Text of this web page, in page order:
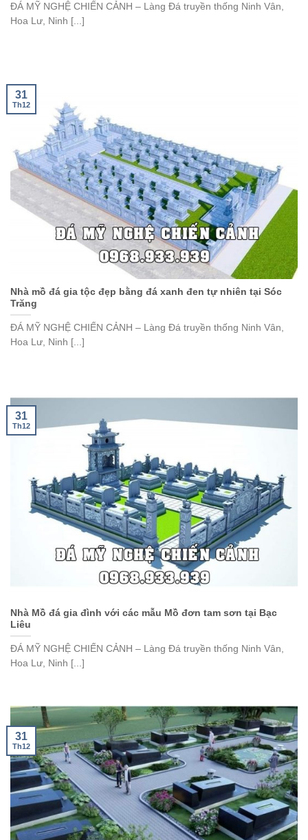
ĐÁ MỸ NGHỆ CHIẾN CẢNH – Làng Đá truyền thống Ninh Vân,
Hoa Lư, Ninh [...]
Nhà mồ đá gia tộc đẹp bằng đá xanh đen tự nhiên tại Sóc
Trăng
ĐÁ MỸ NGHỆ CHIẾN CẢNH – Làng Đá truyền thống Ninh Vân,
Hoa Lư, Ninh [...]
31
Th12
Nhà Mồ đá gia đình với các mẫu Mồ đơn tam sơn tại Bạc
Liêu
ĐÁ MỸ NGHỆ CHIẾN CẢNH – Làng Đá truyền thống Ninh Vân,
Hoa Lư, Ninh [...]
31
Th12
31
Th12